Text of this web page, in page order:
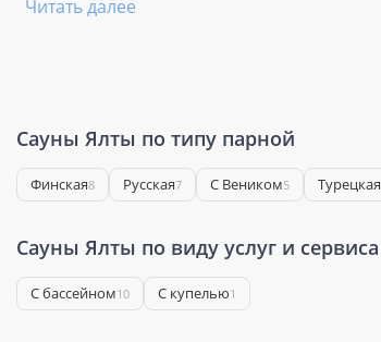
Читать далее
Сауны Ялты по типу парной
Финская8 Русская7 С Веником5 Турецкая
Сауны Ялты по виду услуг и сервиса
С бассейном10 С купелью1